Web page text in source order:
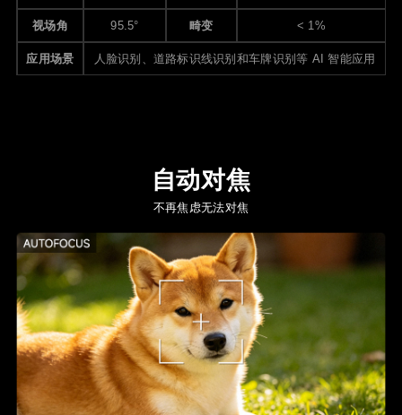
视场角 95.5° 畸变 < 1%
应用场景 人脸识别、道路标识线识别和车牌识别等 AI 智能应用
自动对焦
不再焦虑无法对焦